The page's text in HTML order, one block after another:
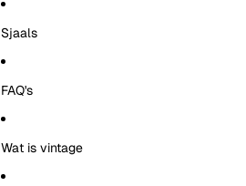
Sjaals
FAQ's
Wat is vintage